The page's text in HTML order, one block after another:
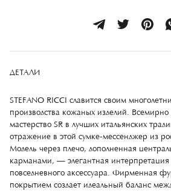
ДЕТАЛИ
STEFANO RICCI славится своим
производства кожаных изделий. Всемирно
мастерство SR в лучших итальянских
отражение в этой сумке-мессенджер из
Модель через плечо, дополненная
карманами, — элегантная
повседневного аксессуара. Фирменная
покрытием создает идеальный баланс